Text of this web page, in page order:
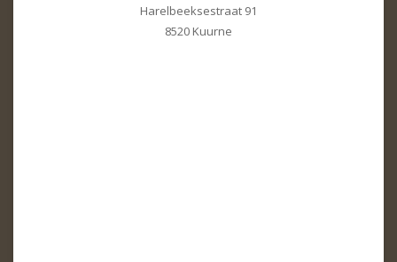
Harelbeeksestraat 91
8520 Kuurne